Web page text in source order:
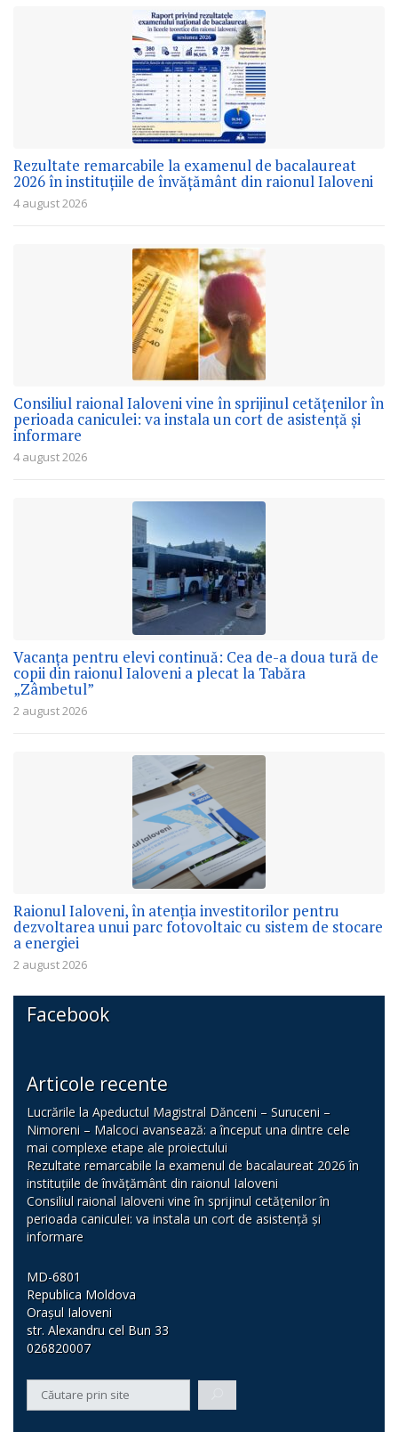
Rezultate remarcabile la examenul de bacalaureat
2026 în instituțiile de învățământ din raionul Ialoveni
4 august 2026
Consiliul raional Ialoveni vine în sprijinul cetățenilor în
perioada caniculei: va instala un cort de asistență și
informare
4 august 2026
Vacanța pentru elevi continuă: Cea de-a doua tură de
copii din raionul Ialoveni a plecat la Tabăra
„Zâmbetul”
2 august 2026
Raionul Ialoveni, în atenția investitorilor pentru
dezvoltarea unui parc fotovoltaic cu sistem de stocare
a energiei
2 august 2026
Facebook
Articole recente
Lucrările la Apeductul Magistral Dănceni – Suruceni –
Nimoreni – Malcoci avansează: a început una dintre cele
mai complexe etape ale proiectului
Rezultate remarcabile la examenul de bacalaureat 2026 în
instituțiile de învățământ din raionul Ialoveni
Consiliul raional Ialoveni vine în sprijinul cetățenilor în
perioada caniculei: va instala un cort de asistență și
informare
MD-6801
Republica Moldova
Orașul Ialoveni
str. Alexandru cel Bun 33
026820007